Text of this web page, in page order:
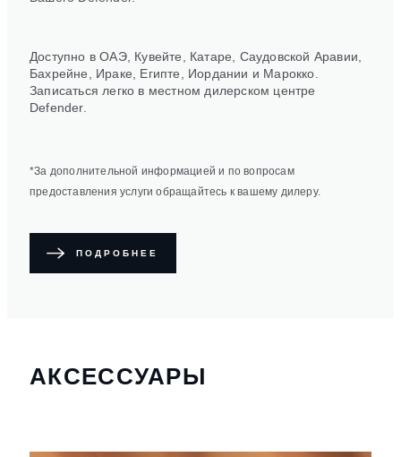
Доступно в ОАЭ, Кувейте, Катаре, Саудовской Аравии,
Бахрейне, Ираке, Египте, Иордании и Марокко.
Записаться легко в местном дилерском центре
Defender.
*За дополнительной информацией и по вопросам
предоставления услуги обращайтесь к вашему дилеру.
ПОДРОБНЕЕ
АКСЕССУАРЫ